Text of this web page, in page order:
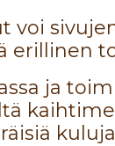
voi
erillinen
ja